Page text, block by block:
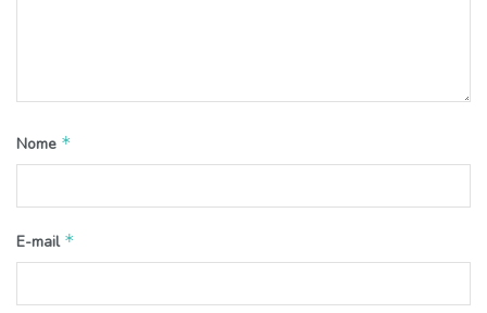
Nome *
E-mail *